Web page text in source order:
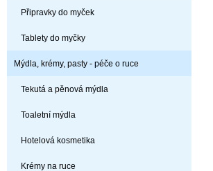
Připravky do myček
Tablety do myčky
Mýdla, krémy, pasty - péče o ruce
Tekutá a pěnová mýdla
Toaletní mýdla
Hotelová kosmetika
Krémy na ruce